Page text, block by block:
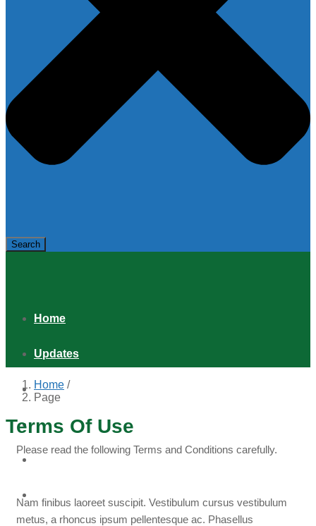
Search
Home
Updates
Games
Shop
Home /
Page
Terms Of Use
Please read the following Terms and Conditions carefully.
Nam finibus laoreet suscipit. Vestibulum cursus vestibulum
metus, a rhoncus ipsum pellentesque ac. Phasellus